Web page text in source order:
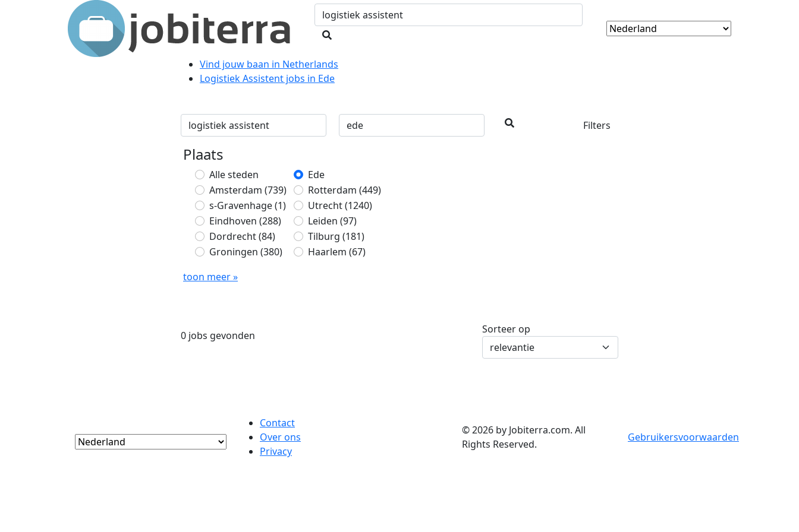
Vind jouw baan in Netherlands
Logistiek Assistent jobs in Ede
Filters
Plaats
Alle steden
Ede
Amsterdam (739) Rotterdam (449)
s-Gravenhage(1) Utrecht(1240)
Eindhoven (288) Leiden (97)
Dordrecht(84) Tilburg (181)
Groningen (380) Haarlem (67)
toon meer »
0 jobs gevonden Sorteer op
Contact
Over ons
Privacy
Gebruikersvoorwaarden
© 2026 by Jobiterra.com. All
Rights Reserved.